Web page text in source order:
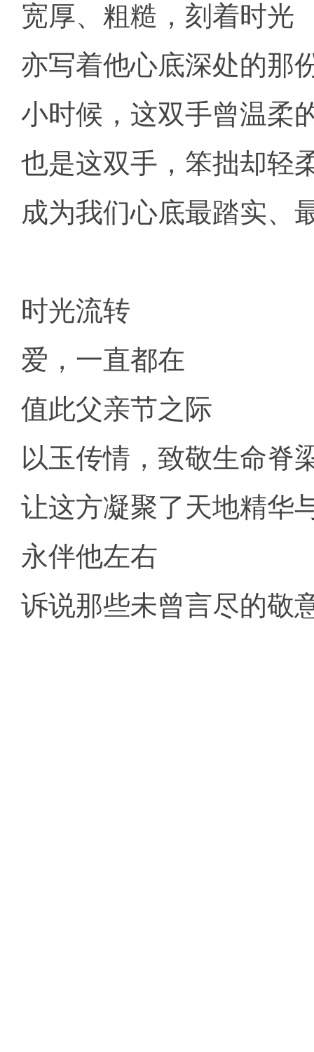
宽厚、粗糙，刻着时光
亦写着他心底深处的那
小时候，这双手曾温柔
也是这双手，笨拙却轻
成为我们心底最踏实、
时光流转
爱，一直都在
值此父亲节之际
以玉传情，致敬生命脊
让这方凝聚了天地精华
永伴他左右
诉说那些未曾言尽的敬